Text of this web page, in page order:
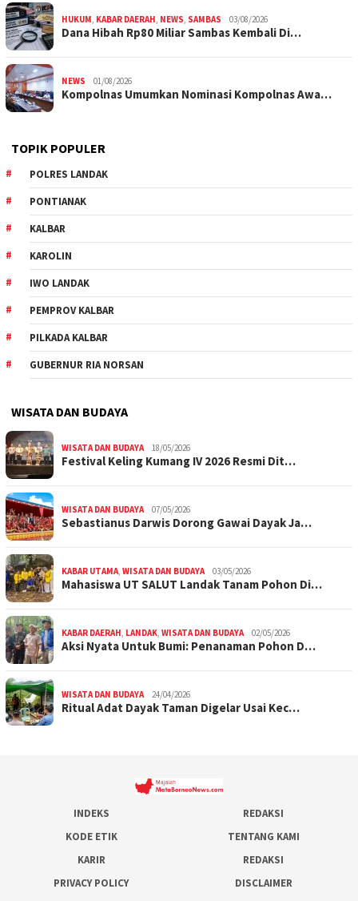
HUKUM, KABAR DAERAH, NEWS, SAMBAS 03/08/2026
Dana Hibah Rp80 Miliar Sambas Kembali Di…
NEWS 01/08/2026
Kompolnas Umumkan Nominasi Kompolnas Awa…
TOPIK POPULER
POLRES LANDAK
PONTIANAK
KALBAR
KAROLIN
IWO LANDAK
PEMPROV KALBAR
PILKADA KALBAR
GUBERNUR RIA NORSAN
WISATA DAN BUDAYA
WISATA DAN BUDAYA 18/05/2026
Festival Keling Kumang IV 2026 Resmi Dit…
WISATA DAN BUDAYA 07/05/2026
Sebastianus Darwis Dorong Gawai Dayak Ja…
KABAR UTAMA, WISATA DAN BUDAYA 03/05/2026
Mahasiswa UT SALUT Landak Tanam Pohon Di…
KABAR DAERAH, LANDAK, WISATA DAN BUDAYA 02/05/2026
Aksi Nyata Untuk Bumi: Penanaman Pohon D…
WISATA DAN BUDAYA 24/04/2026
Ritual Adat Dayak Taman Digelar Usai Kec…
INDEKS
REDAKSI
KODE ETIK
TENTANG KAMI
KARIR
REDAKSI
PRIVACY POLICY
DISCLAIMER